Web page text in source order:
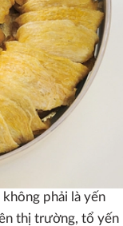
thường được dùng
tráng miệng hoặc
khỏe.
gia Đông Nam Á
Nam. Đây là những
chim yến sinh
phải là yến
thị trường, tổ yến